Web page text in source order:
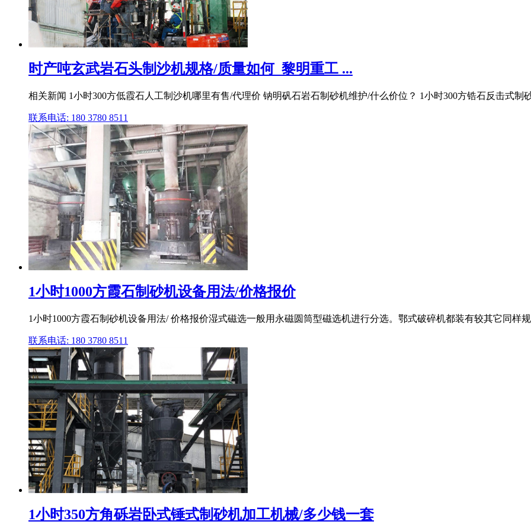
时产吨玄武岩石头制沙机规格/质量如何_黎明重工 ...
相关新闻 1小时300方低霞石人工制沙机哪里有售/代理价 钠明矾石岩石制砂机维护/什么价位？ 1小时300方锆石反击式制
联系电话: 180 3780 8511
1小时1000方霞石制砂机设备用法/价格报价
1小时1000方霞石制砂机设备用法/ 价格报价湿式磁选一般用永磁圆筒型磁选机进行分选。鄂式破碎机都装有较其它同样
联系电话: 180 3780 8511
1小时350方角砾岩卧式锤式制砂机加工机械/多少钱一套